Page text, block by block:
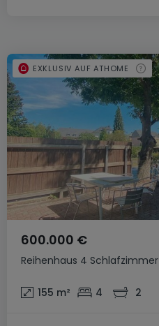
Reihenhaus 4 Schlafzimmer
600.000 €
155 m² 4 2
EXKLUSIV AUF ATHOME